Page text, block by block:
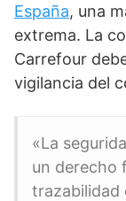
España, una
extrema. La
Carrefour
vigilancia del
«La
un derecho
trazabilidad